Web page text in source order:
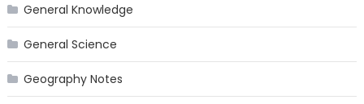
General Knowledge
General Science
Geography Notes